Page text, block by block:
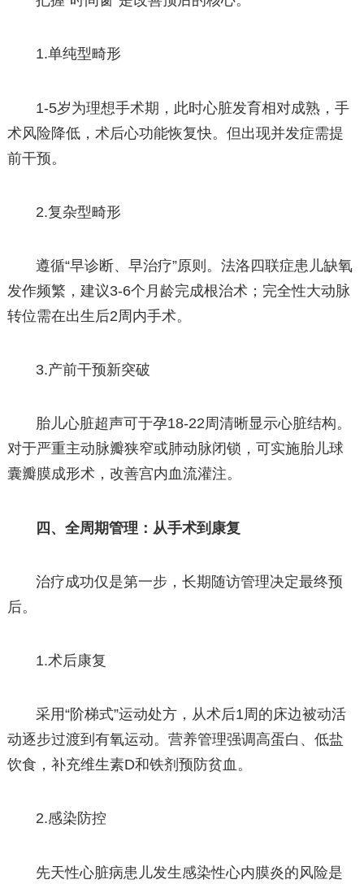
1.单纯型畸形
1-5岁为理想手术期，此时心脏发育相对成熟，手
术风险降低，术后心功能恢复快。但出现并发症需提
前干预。
2.复杂型畸形
遵循“早诊断、早治疗”原则。法洛四联症患儿缺氧
发作频繁，建议3-6个月龄完成根治术；完全性大动脉
转位需在出生后2周内手术。
3.产前干预新突破
胎儿心脏超声可于孕18-22周清晰显示心脏结构。
对于严重主动脉瓣狭窄或肺动脉闭锁，可实施胎儿球
囊瓣膜成形术，改善宫内血流灌注。
四、全周期管理：从手术到康复
治疗成功仅是第一步，长期随访管理决定最终预
后。
1.术后康复
采用“阶梯式”运动处方，从术后1周的床边被动活
动逐步过渡到有氧运动。营养管理强调高蛋白、低盐
饮食，补充维生素D和铁剂预防贫血。
2.感染防控
先天性心脏病患儿发生感染性心内膜炎的风险是